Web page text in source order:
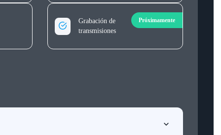
Próximamente
Grabación de
transmisiones